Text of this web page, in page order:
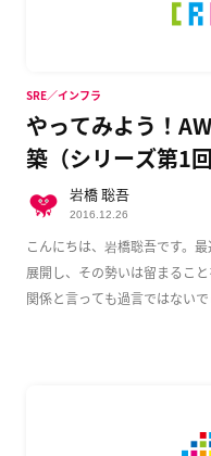
やってみよう！
築（シリーズ第1回
こんにちは、岩橋聡吾です。
展開し、その勢いは留まるこ
関係と言っても過言ではない
SRE／インフラ
岩橋 聡吾
2016.12.26